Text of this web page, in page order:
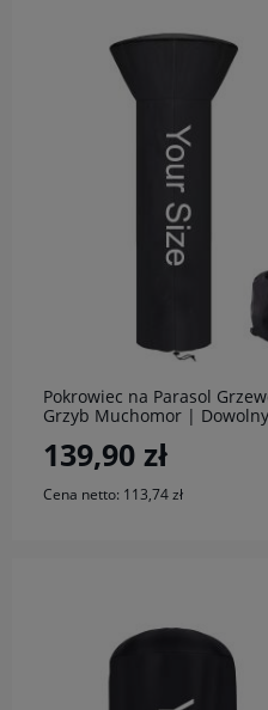
Pokrowiec na Parasol
Grzyb Muchomor |
139,90 zł
Cena netto: 113,74 zł
do